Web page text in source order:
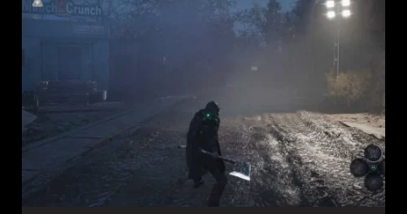
PORTE